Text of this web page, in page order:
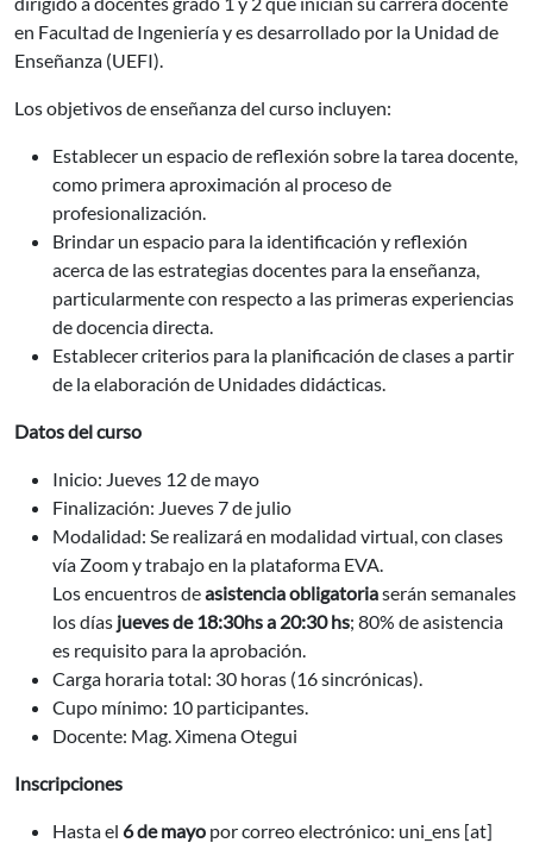
en Facultad de Ingeniería y es desarrollado por la Unidad de
Enseñanza (UEFI).
Los objetivos de enseñanza del curso incluyen:
Establecer un espacio de reflexión sobre la tarea docente,
como primera aproximación al proceso de
profesionalización.
Brindar un espacio para la identificación y reflexión
acerca de las estrategias docentes para la enseñanza,
particularmente con respecto a las primeras experiencias
de docencia directa.
Establecer criterios para la planificación de clases a partir
de la elaboración de Unidades didácticas.
Datos del curso
Inicio: Jueves 12 de mayo
Finalización: Jueves 7 de julio
Modalidad: Se realizará en modalidad virtual, con clases
vía Zoom y trabajo en la plataforma EVA.
Los encuentros deasistencia obligatoriaserán semanales
los días jueves de 18:30hs a 20:30 hs; 80% de asistencia
es requisito para la aprobación.
Carga horaria total: 30 horas (16 sincrónicas).
Cupo mínimo: 10 participantes.
Docente: Mag. Ximena Otegui
Inscripciones
Hasta el 6 de mayo por correo electrónico: uni_ens [at]